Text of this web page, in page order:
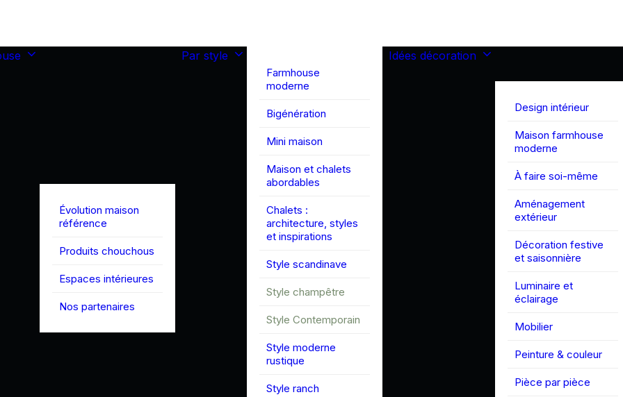
Évolution maison
référence
Produits chouchous
Espaces intérieures
Nos partenaires
Par style
Farmhouse
moderne
Bigénération
Mini maison
Maison et chalets
abordables
Chalets :
architecture, styles
et inspirations
Style scandinave
Style champêtre
Style Contemporain
Style moderne
rustique
Style ranch
Idées décoration
Design intérieur
Maison farmhouse
moderne
À faire soi-même
Aménagement
extérieur
Décoration festive
et saisonnière
Luminaire et
éclairage
Mobilier
Peinture & couleur
Pièce par pièce